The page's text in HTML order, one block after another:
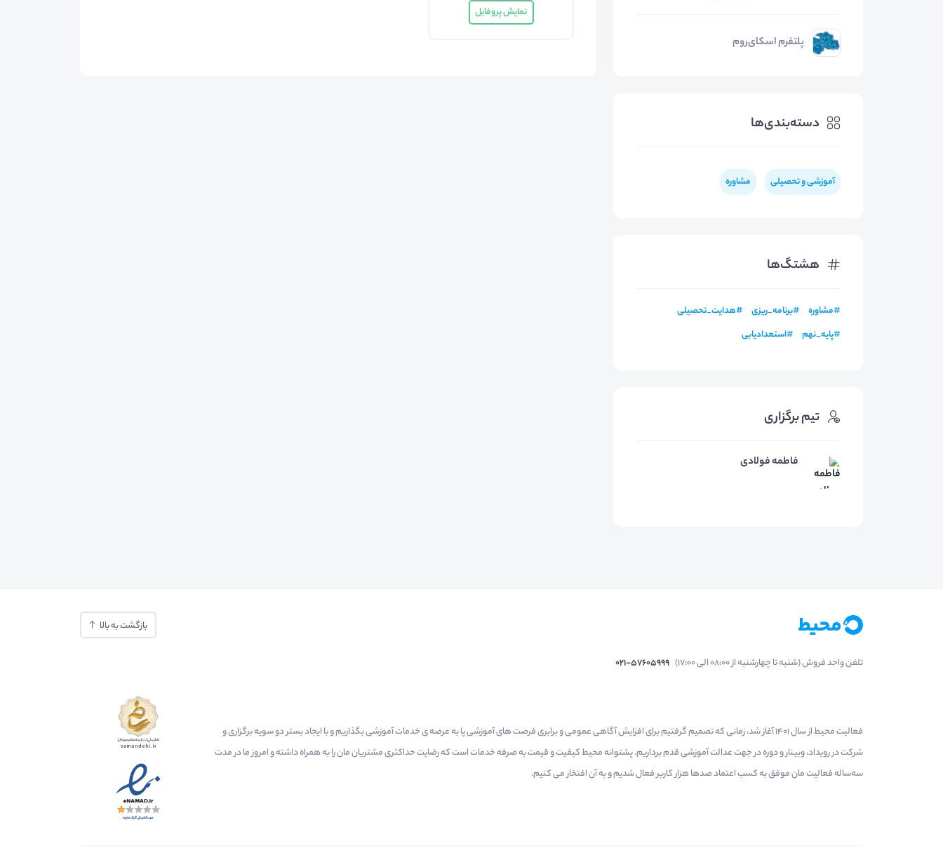
پلتفرم اسکای‌روم
دسته‌بندی‌ها
آموزشی و تحصیلی مشاوره
هشتگ‌ها
#مشاوره #برنامه_ریزی #هدایت_تحصیلی
#پایه_نهم #استعدادیابی
تیم برگزاری
فاطمه فولادی
نمایش پروفایل
بازگشت به بالا
تلفن واحد فروش (شنبه تا چهارشنبه از 08:00 الی 17:00) 021-57605999
فعالیت محیط از سال 1401 آغاز شد، زمانی که تصمیم گرفتیم برای افزایش آگاهی عمومی و برابری فرصت های آموزشی پا به عرصه ی خدمات آموزشی بگذاریم و با ایجاد بستر دو سویه برگزاری و
شرکت در رویداد، وبینار و دوره در جهت عدالت آموزشی قدم برداریم. پشتوانه محیط کیفیت و قیمت به صرفه خدمات است که رضایت حداکثری مشتریان مان را به همراه داشته و امروز ما در مدت
سه‌ساله فعالیت مان موفق به کسب اعتماد صدها هزار کاربر فعال شدیم و به آن افتخار می‌ کنیم.